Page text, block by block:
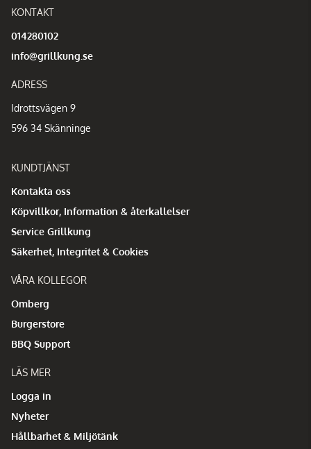
KONTAKT
014280102
info@grillkung.se
ADRESS
Idrottsvägen 9
596 34 Skänninge
KUNDTJÄNST
Kontakta oss
Köpvillkor, Information & återkallelser
Service Grillkung
Säkerhet, Integritet & Cookies
VÅRA KOLLEGOR
Omberg
Burgerstore
BBQ Support
LÄS MER
Logga in
Nyheter
Hållbarhet & Miljötänk